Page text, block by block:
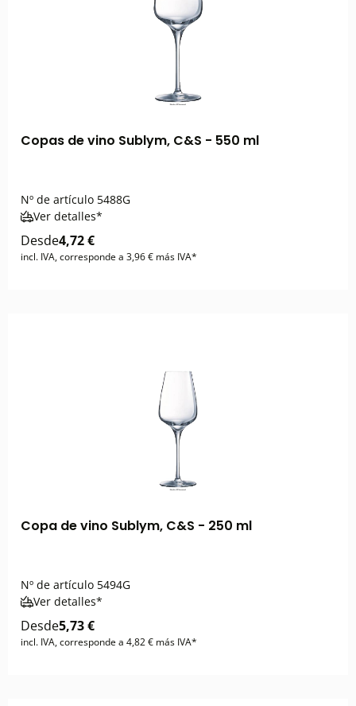
Copas de vino Sublym, C&S - 550 ml
Nº de artículo 5488G
Ver detalles*
Desde4,72 €
incl. IVA, corresponde a 3,96 € más IVA*
Copa de vino Sublym, C&S - 250 ml
Nº de artículo 5494G
Ver detalles*
Desde5,73 €
incl. IVA, corresponde a 4,82 € más IVA*